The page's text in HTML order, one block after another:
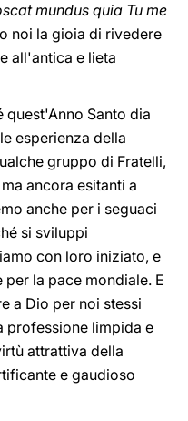
mundus quia Tu me
noi la gioia di rivedere
all'antica e lieta
Santo dia
esperienza della
gruppo di Fratelli,
ancora esitanti a
anche per i seguaci
si sviluppi
con loro iniziato, e
la pace mondiale. E
a Dio per noi stessi
professione limpida e
attrattiva della
e gaudioso